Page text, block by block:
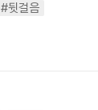
#뒷걸음